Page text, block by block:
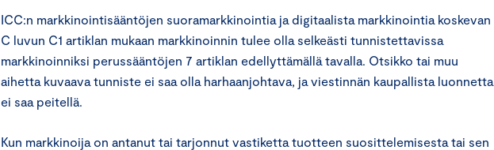
ICC:n markkinointisääntöjen suoramarkkinointia ja digitaalista markkinointia koskevan
C luvun C1 artiklan mukaan markkinoinnin tulee olla selkeästi tunnistettavissa
markkinoinniksi perussääntöjen 7 artiklan edellyttämällä tavalla. Otsikko tai muu
aihetta kuvaava tunniste ei saa olla harhaanjohtava, ja viestinnän kaupallista luonnetta
ei saa peitellä.
Kun markkinoija on antanut tai tarjonnut vastiketta tuotteen suosittelemisesta tai sen